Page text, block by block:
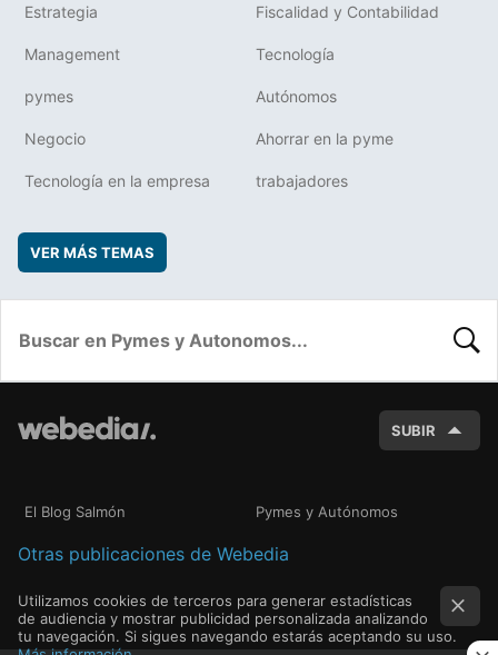
Estrategia Fiscalidad y Contabilidad
Management Tecnología
pymes Autónomos
Negocio Ahorrar en la pyme
Tecnología en la empresa trabajadores
VER MÁS TEMAS
SUBIR
El Blog Salmón Pymes y Autónomos
Otras publicaciones de Webedia
Utilizamos cookies de terceros para generar estadísticas
de audiencia y mostrar publicidad personalizada analizando
tu navegación. Si sigues navegando estarás aceptando su uso.